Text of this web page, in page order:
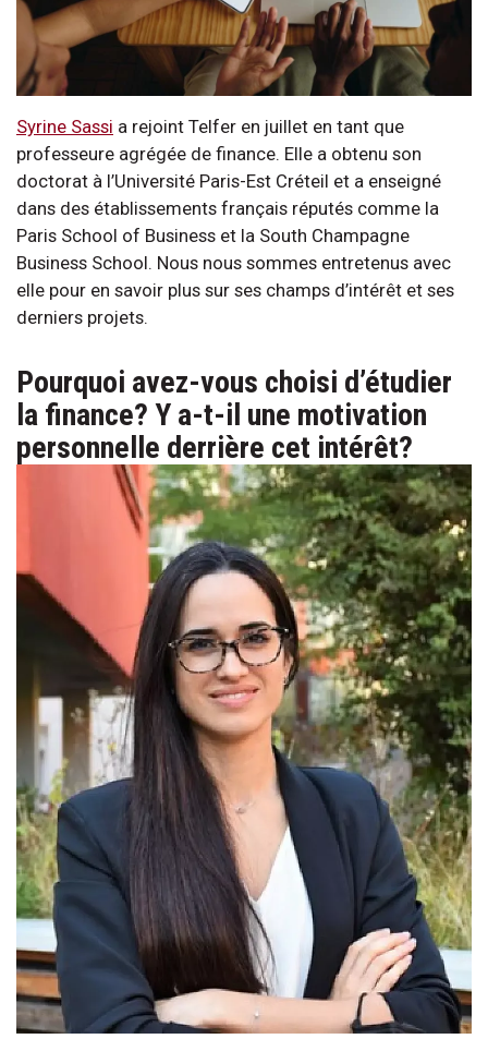
Syrine Sassi a rejoint Telfer en juillet en tant que
professeure agrégée de finance. Elle a obtenu son
doctorat à l’Université Paris-Est Créteil et a enseigné
dans des établissements français réputés comme la
Paris School of Business et la South Champagne
Business School. Nous nous sommes entretenus avec
elle pour en savoir plus sur ses champs d’intérêt et ses
derniers projets.
Pourquoi avez-vous choisi d’étudier
la finance? Y a-t-il une motivation
personnelle derrière cet intérêt?